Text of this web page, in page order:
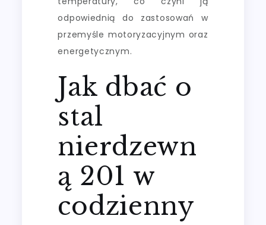
odpowiednią do zastosowań w
przemyśle motoryzacyjnym oraz
energetycznym.
Jak dbać o
stal
nierdzewn
ą 201 w
codzienny